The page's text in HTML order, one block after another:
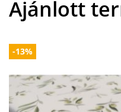
Ajánlott
-13%